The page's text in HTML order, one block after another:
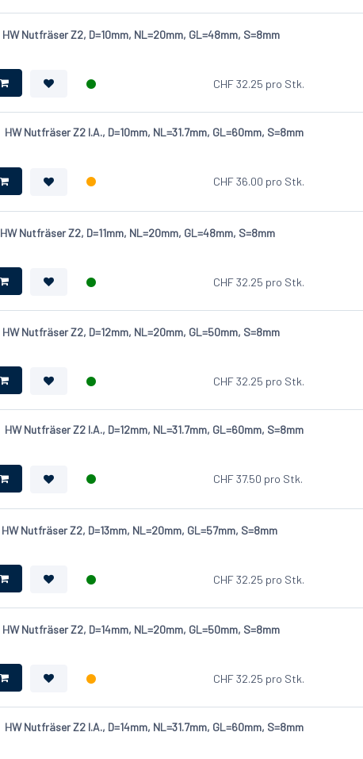
HW Nutfräser Z2, D=10mm, NL=20mm, GL=48mm, S=8mm
CHF32.25 pro Stk.
HW Nutfräser Z2 l.A., D=10mm, NL=31.7mm, GL=60mm, S=8mm
CHF36.00 pro Stk.
HW Nutfräser Z2, D=11mm, NL=20mm, GL=48mm, S=8mm
CHF32.25 pro Stk.
HW Nutfräser Z2, D=12mm, NL=20mm, GL=50mm, S=8mm
CHF32.25 pro Stk.
HW Nutfräser Z2 l.A., D=12mm, NL=31.7mm, GL=60mm, S=8mm
CHF37.50 pro Stk.
HW Nutfräser Z2, D=13mm, NL=20mm, GL=57mm, S=8mm
CHF32.25 pro Stk.
HW Nutfräser Z2, D=14mm, NL=20mm, GL=50mm, S=8mm
CHF32.25 pro Stk.
HW Nutfräser Z2 l.A., D=14mm, NL=31.7mm, GL=60mm, S=8mm